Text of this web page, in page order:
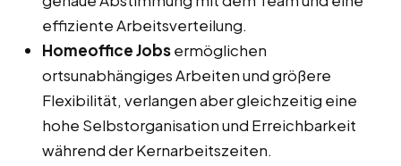
effiziente Arbeitsverteilung.
Homeoffice Jobsermöglichen
ortsunabhängiges Arbeiten und größere
Flexibilität, verlangen aber gleichzeitig eine
hohe Selbstorganisation und Erreichbarkeit
während der Kernarbeitszeiten.